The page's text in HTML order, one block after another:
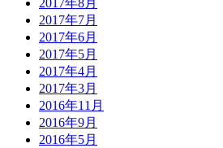
2017年7月
2017年6月
2017年5月
2017年4月
2017年3月
2016年11月
2016年9月
2016年5月